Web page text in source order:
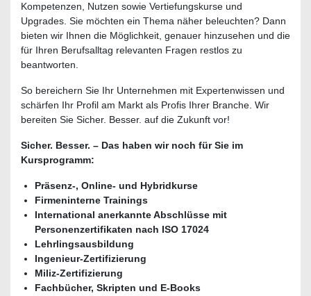
Kompetenzen, Nutzen sowie Vertiefungskurse und
Upgrades. Sie möchten ein Thema näher beleuchten? Dann
bieten wir Ihnen die Möglichkeit, genauer hinzusehen und die
für Ihren Berufsalltag relevanten Fragen restlos zu
beantworten.
So bereichern Sie Ihr Unternehmen mit Expertenwissen und
schärfen Ihr Profil am Markt als Profis Ihrer Branche. Wir
bereiten Sie Sicher. Besser. auf die Zukunft vor!
Sicher. Besser. – Das haben wir noch für Sie im
Kursprogramm:
Präsenz-, Online- und Hybridkurse
Firmeninterne Trainings
International anerkannte Abschlüsse mit
Personenzertifikaten nach ISO 17024
Lehrlingsausbildung
Ingenieur-Zertifizierung
Miliz-Zertifizierung
Fachbücher, Skripten und E-Books